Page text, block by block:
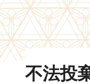
不法投